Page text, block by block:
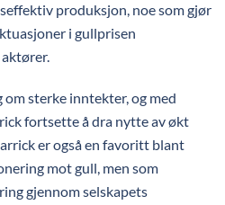
produksjon, noe som gjør
i gullprisen
sterke inntekter, og med
fortsette å dra nytte av økt
er også en favoritt blant
mot gull, men som
gjennom selskapets